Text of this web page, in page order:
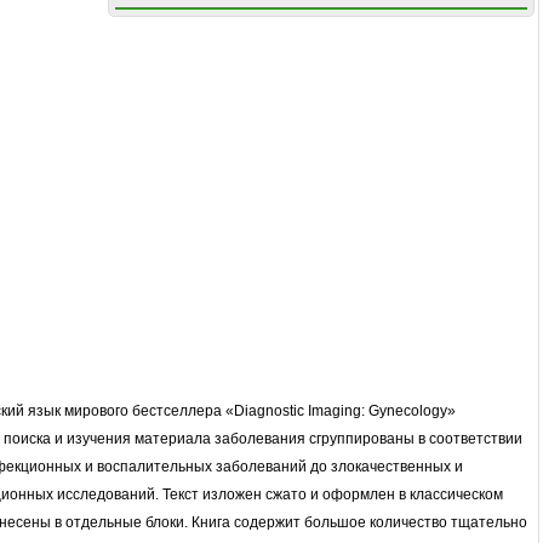
язык мирового бестселлера «Diagnostic Imaging: Gynecology»
и изучения материала заболевания сгруппированы в соответствии
и воспалительных заболеваний до злокачественных и
исследований. Текст изложен сжато и оформлен в классическом
в отдельные блоки. Книга содержит большое количество тщательно